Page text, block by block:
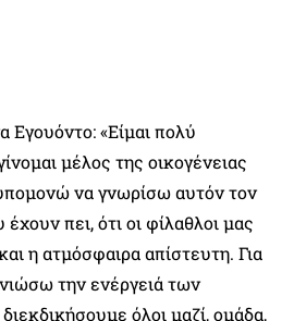
Εγουόντο: «Είμαι πολύ
μέλος της οικογένειας
να γνωρίσω αυτόν τον
πει, ότι οι φίλαθλοι μας
η ατμόσφαιρα απίστευτη. Για
την ενέργειά των
όλοι μαζί, ομάδα,